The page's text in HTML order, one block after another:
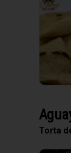
Torta